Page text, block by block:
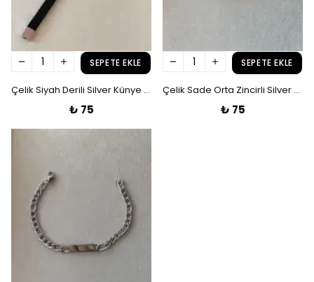
SEPETE EKLE
Çelik Siyah Derili Silver Künye Bileklik
₺ 75
SEPETE EKLE
Çelik Sade Orta Zincirli Silver Künye Bileklik
₺ 75